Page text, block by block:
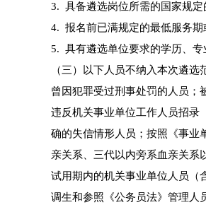
3. 具备遴选岗位所需的国家规定
4. 报名前已满规定的最低服务期
5. 具有遴选单位要求的学历、专
（三）以下人员不纳入本次遴选
曾因犯罪受过刑事处罚的人员；
违反机关事业单位工作人员招录
确的失信情形人员；按照《事业
亲关系、三代以内旁系血亲关系
试用期内的机关事业单位人员（
调生和参照《公务员法》管理人